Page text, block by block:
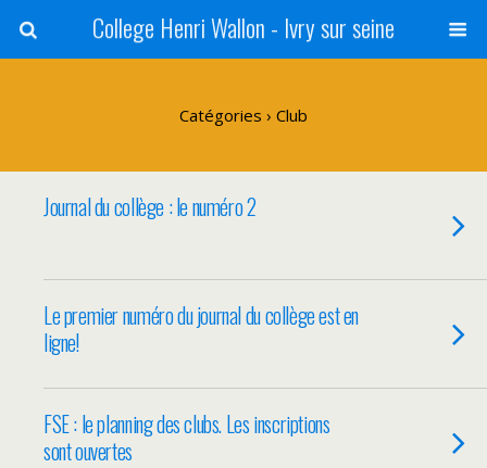
College Henri Wallon - Ivry sur seine
Catégories › Club
Journal du collège : le numéro 2
Le premier numéro du journal du collège est en
ligne!
FSE : le planning des clubs. Les inscriptions
sont ouvertes